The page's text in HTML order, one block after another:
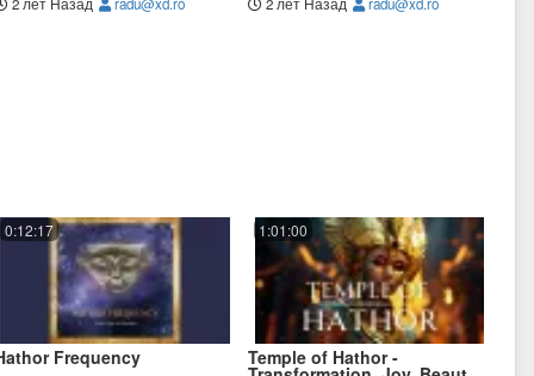
0:12:17
Frequency
1:01:00
Temple of Hathor -